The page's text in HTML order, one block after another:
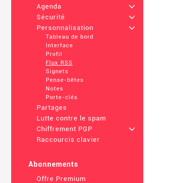
Agenda
+
Sécurité
+
Personnalisation
+
Tableau de bord
Interface
Profil
Flux RSS
Signets
Pense-bêtes
Notes
Porte-clés
Partages
Lutte contre le spam
Chiffrement PGP
+
Raccourcis clavier
Abonnements
Offre Premium